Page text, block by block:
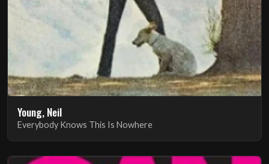
Young, Neil
Everybody Knows This Is Nowhere